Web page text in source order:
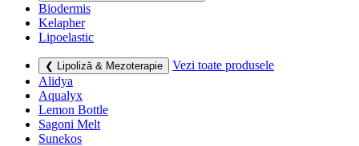
Biodermis
Kelapher
Lipoelastic
❮ Lipoliză & Mezoterapie
Vezi toate produsele
Alidya
Aqualyx
Lemon Bottle
Sagoni Melt
Sunekos